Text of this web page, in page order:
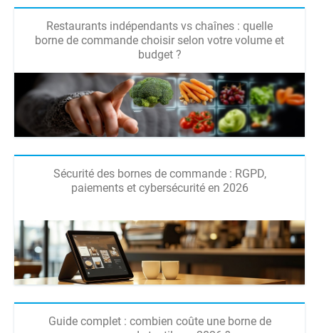
Restaurants indépendants vs chaînes : quelle
borne de commande choisir selon votre volume et
budget ?
Sécurité des bornes de commande : RGPD,
paiements et cybersécurité en 2026
Guide complet : combien coûte une borne de